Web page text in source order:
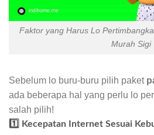
Faktor yang Harus Lo
Murah Sigi
Sebelum lo buru-buru pilih paket
ada beberapa hal yang perlu lo
salah pilih!
1️⃣ Kecepatan Internet Sesuai